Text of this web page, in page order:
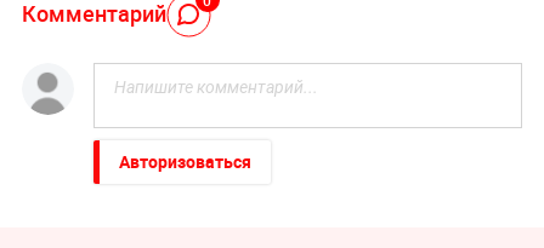
Комментарий
Авторизоваться